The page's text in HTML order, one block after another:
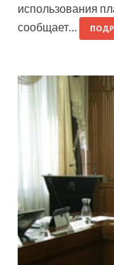
использования
сообщает…